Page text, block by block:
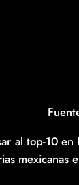
al top-10
mexicanas